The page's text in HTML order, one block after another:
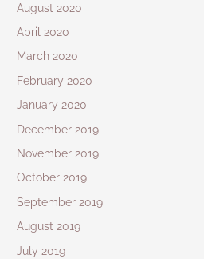
August 2020
April 2020
March 2020
February 2020
January 2020
December 2019
November 2019
October 2019
September 2019
August 2019
July 2019